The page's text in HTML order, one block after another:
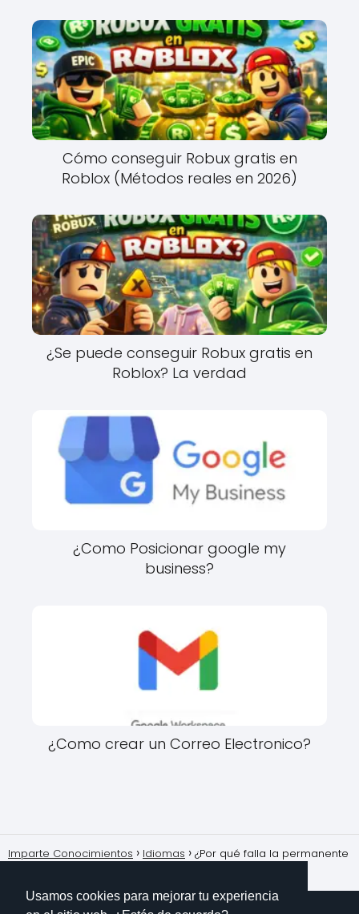
Cómo conseguir Robux gratis en
Roblox (Métodos reales en 2026)
¿Se puede conseguir Robux gratis en
Roblox? La verdad
¿Como Posicionar google my
business?
¿Como crear un Correo Electronico?
Imparte Conocimientos Idiomas
¿Por qué falla la permanente
Usamos cookies para mejorar tu experiencia